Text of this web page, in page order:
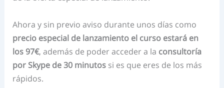
Ahora y sin previo aviso durante unos días como
precio especial de lanzamiento el curso estará en
los 97€, además de poder acceder a la consultoría
por Skype de 30 minutos si es que eres de los más
rápidos.